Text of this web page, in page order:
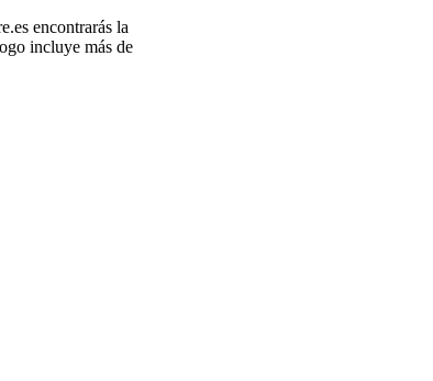
encontrarás la
incluye más de